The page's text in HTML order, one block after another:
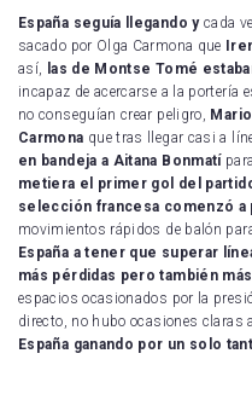
España seguía llegando ycada
sacado por Olga Carmona que
así, las de Montse Tomé
incapaz de acercarse a la portería
no conseguían crear peligro,
Carmona que tras llegar casi a
en bandeja a Aitana Bonmatí
metiera el primer gol del
selección francesa comenzó
movimientos rápidos de balón
España a tener que superar
más pérdidas pero también
espacios ocasionados por la
directo, no hubo ocasiones claras
España ganando por un solo